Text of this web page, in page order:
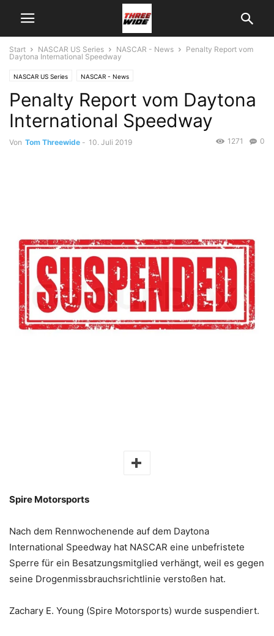
Start NASCAR US Series NASCAR - News
Penalty Report vom
Daytona International Speedway
NASCAR US Series NASCAR - News
Penalty Report vom Daytona
International Speedway
Von Tom Threewide - 10. Juli 2019 0
1271
Spire Motorsports
Nach dem Rennwochenende auf dem Daytona
International Speedway hat NASCAR eine unbefristete
Sperre für ein Besatzungsmitglied verhängt, weil es gegen
seine Drogenmissbrauchsrichtlinie verstoßen hat.
Zachary E. Young (Spire Motorsports) wurde suspendiert.